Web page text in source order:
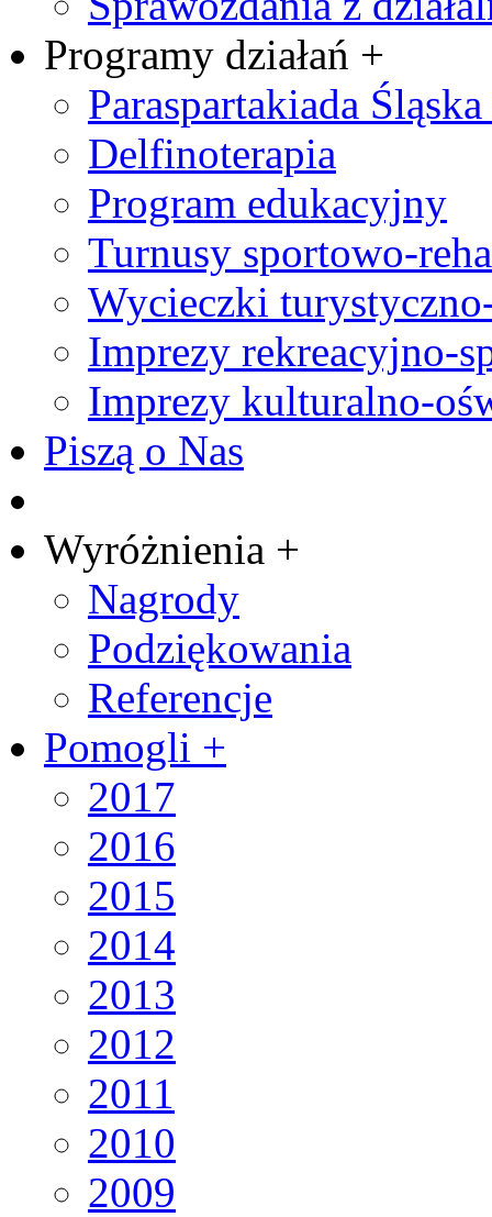
Programy działań +
Paraspartakiada
Delfinoterapia
Program edukacyjny
Turnusy sportowo-
Wycieczki
Imprezy rekreacyjno-
Imprezy kulturalno-
Piszą o Nas
Wyróżnienia +
Nagrody
Podziękowania
Referencje
Pomogli +
2017
2016
2015
2014
2013
2012
2011
2010
2009